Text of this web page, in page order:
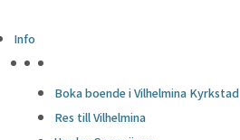
Info
Boka boende i Vilhelmina Kyrkstad
Res till Vilhelmina